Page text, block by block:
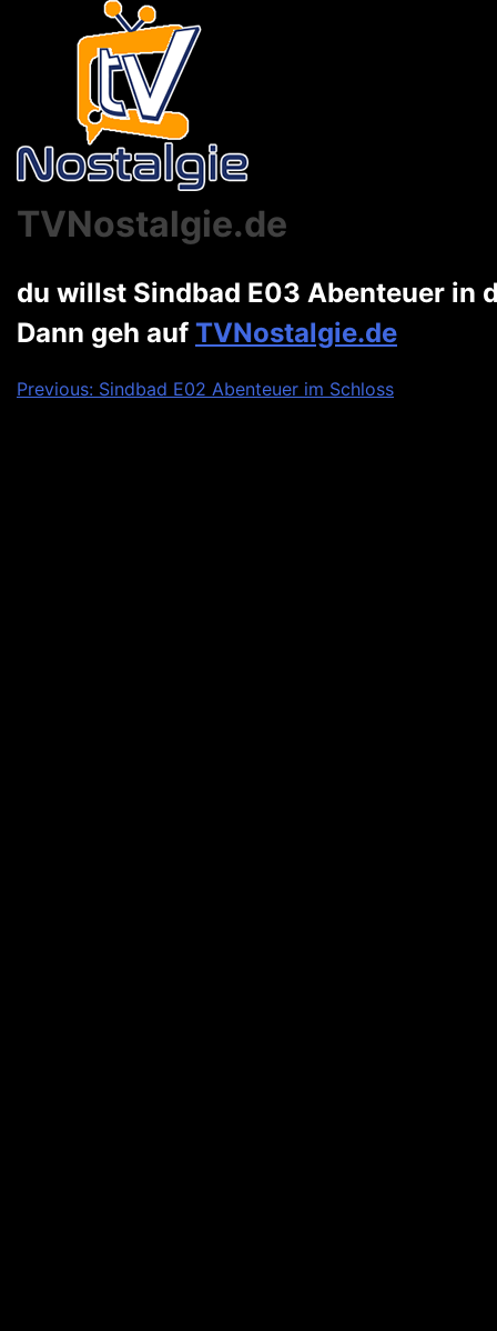
TVNostalgie.de
du willst Sindbad E03 Abenteuer in
Dann geh auf TVNostalgie.de
Beitragsnavigation
Previous: Sindbad E02 Abenteuer im Schloss